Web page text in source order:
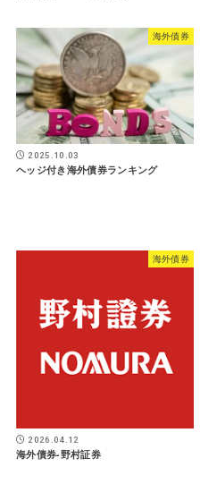
海外債券
2025.10.03
ヘッジ付き海外債券ランキング
海外債券
2026.04.12
海外債券-野村証券